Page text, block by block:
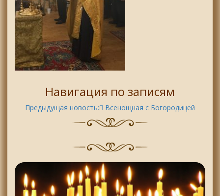
Навигация по записям
Предыдущая новость: ِВсенощная с Богородицей